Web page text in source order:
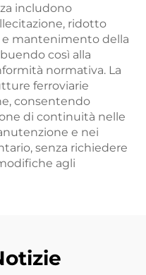
includono
ridotto
e mantenimento della
così alla
normativa. La
ferroviarie
consentendo
di continuità nelle
e nei
senza richiedere
agli